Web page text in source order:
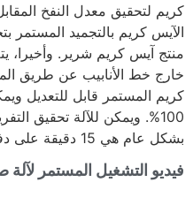
كريم لتحقيق معدل النفخ
الآيس كريم بالتجميد المستمر
منتج آيس كريم شرير. وأخيرا،
خارج خط الأنابيب عن طريق
كريم المستمر قابل للتعديل
100%. ويمكن للآلة تحقيق
بشكل عام هي 15 دقيقة على دفعات.
فيديو التشغيل المستمر